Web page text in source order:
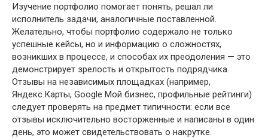
Изучение портфолио помогает понять, решал ли
исполнитель задачи, аналогичные поставленной.
Желательно, чтобы портфолио содержало не только
успешные кейсы, но и информацию о сложностях,
возникших в процессе, и способах их преодоления — это
демонстрирует зрелость и открытость подрядчика.
Отзывы на независимых площадках (например,
Яндекс.Карты, Google Мой бизнес, профильные рейтинги)
следует проверять на предмет типичности: если все
отзывы исключительно восторженные и написаны в один
день, это может свидетельствовать о накрутке.